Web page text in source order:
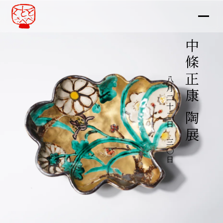
中條正康 陶展
八月二十二日～三〇日